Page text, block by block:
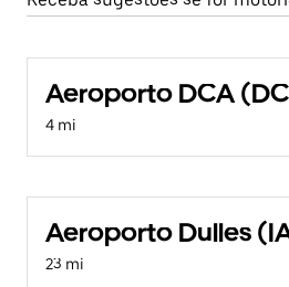
Aeroporto DCA
4 mi
Aeroporto Dulles
23 mi